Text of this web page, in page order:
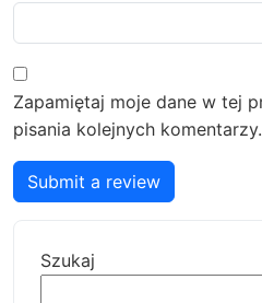
Zapamiętaj moje dane w tej
pisania kolejnych komentarzy.
Submit a review
Szukaj